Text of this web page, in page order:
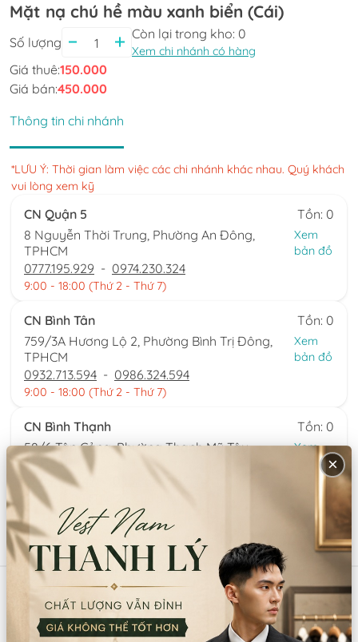
Mặt nạ chú hề màu xanh biển (Cái)
Số lượng
Còn lại trong kho: 0
Xem chi nhánh có hàng
Giá thuê:150.000
Giá bán:450.000
Thông tin chi nhánh
*LƯU Ý: Thời gian làm việc các chi nhánh khác nhau. Quý khách
vui lòng xem kỹ
CN Quận 5
Tồn: 0
8 Nguyễn Thời Trung, Phường An Đông,
TPHCM
Xem
bản đồ
0777.195.929 - 0974.230.324
9:00 - 18:00 (Thứ 2 - Thứ 7)
CN Bình Tân
Tồn: 0
759/3A Hương Lộ 2, Phường Bình Trị Đông,
TPHCM
Xem
bản đồ
0932.713.594 - 0986.324.594
9:00 - 18:00 (Thứ 2 - Thứ 7)
CN Bình Thạnh
Tồn: 0
58/6 Tân Cảng, Phường Thạnh Mỹ Tây,
TPHCM
Xem
bản đồ
086.7474.247 086.8644.086
9:00 - 18:00 (Thứ 2 - Chủ nhật)
Sản phẩm tương tự
MẶT NẠ NỬA MẶT CÓ TUA
RUA (CÁI)
Mã:SP12897 MẶT NẠ LÁ BÀI CHUỒN (CÁI)
×